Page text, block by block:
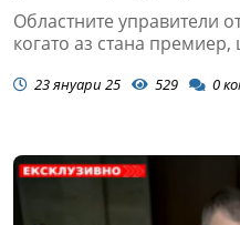
Областните управители
когато аз стана
23 януари 25 529 0